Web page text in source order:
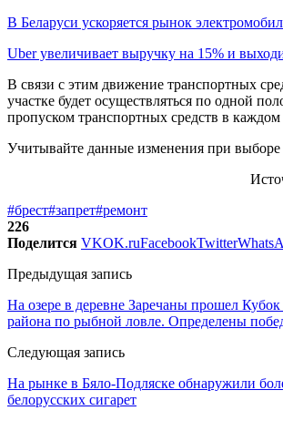
В Беларуси ускоряется рынок
Uber увеличивает выручку на 15% и
В связи с этим движение транспортных
участке будет осуществляться по одной
пропуском транспортных средств в
Учитывайте данные изменения при выборе
#брест#запрет#ремонт
226
Поделится VKOK.ruFacebookTwitter
Предыдущая запись
На озере в деревне Заречаны прошел
района по рыбной ловле. Определены
Следующая запись
На рынке в Бяло-Подляске обнаружили
белорусских сигарет